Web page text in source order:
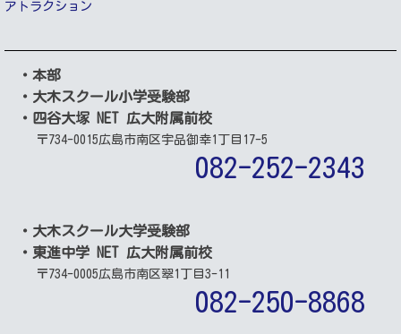
アトラクション
・本部
・大木スクール小学受験部
・四谷大塚 NET 広大附属前校
〒734-0015広島市南区宇品御幸1丁目17-5
082-252-2343
・大木スクール大学受験部
・東進中学 NET 広大附属前校
〒734-0005広島市南区翠1丁目3-11
082-250-8868